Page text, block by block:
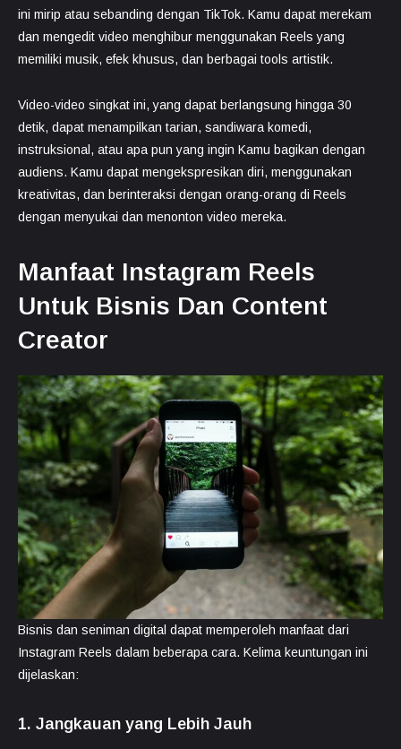
ini mirip atau sebanding dengan TikTok. Kamu dapat merekam
dan mengedit video menghibur menggunakan Reels yang
memiliki musik, efek khusus, dan berbagai tools artistik.
Video-video singkat ini, yang dapat berlangsung hingga 30
detik, dapat menampilkan tarian, sandiwara komedi,
instruksional, atau apa pun yang ingin Kamu bagikan dengan
audiens. Kamu dapat mengekspresikan diri, menggunakan
kreativitas, dan berinteraksi dengan orang-orang di Reels
dengan menyukai dan menonton video mereka.
Manfaat Instagram Reels
Untuk Bisnis Dan Content
Creator
Bisnis dan seniman digital dapat memperoleh manfaat dari
Instagram Reels dalam beberapa cara. Kelima keuntungan ini
dijelaskan:
1. Jangkauan yang Lebih Jauh